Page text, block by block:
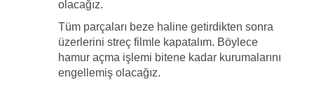
olacağız.
Tüm parçaları beze haline getirdikten sonra
üzerlerini streç filmle kapatalım. Böylece
hamur açma işlemi bitene kadar kurumalarını
engellemiş olacağız.